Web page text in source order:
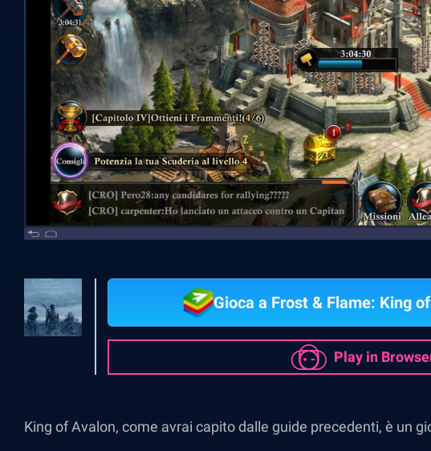
Gioca a Frost & Flame: King
Play in
King of Avalon, come avrai capito dalle guide precedenti, è un